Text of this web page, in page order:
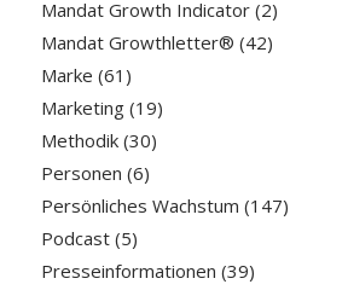
Mandat Growth Indicator(2)
Mandat Growthletter® (42)
Marke (61)
Marketing(19)
Methodik(30)
Personen (6)
Persönliches Wachstum (147)
Podcast(5)
Presseinformationen (39)